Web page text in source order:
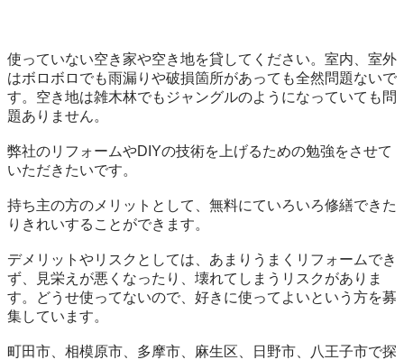
使っていない空き家や空き地を貸してください。室内、室外
はボロボロでも雨漏りや破損箇所があっても全然問題ないで
す。空き地は雑木林でもジャングルのようになっていても問
題ありません。
弊社のリフォームやDIYの技術を上げるための勉強をさせて
いただきたいです。
持ち主の方のメリットとして、無料にていろいろ修繕できた
りきれいすることができます。
デメリットやリスクとしては、あまりうまくリフォームでき
ず、見栄えが悪くなったり、壊れてしまうリスクがありま
す。どうせ使ってないので、好きに使ってよいという方を募
集しています。
町田市、相模原市、多摩市、麻生区、日野市、八王子市で探